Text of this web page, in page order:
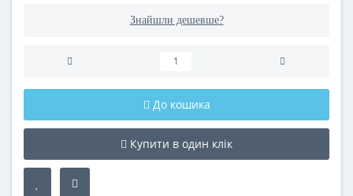
Знайшли дешевше?
До кошика
Купити в один клік